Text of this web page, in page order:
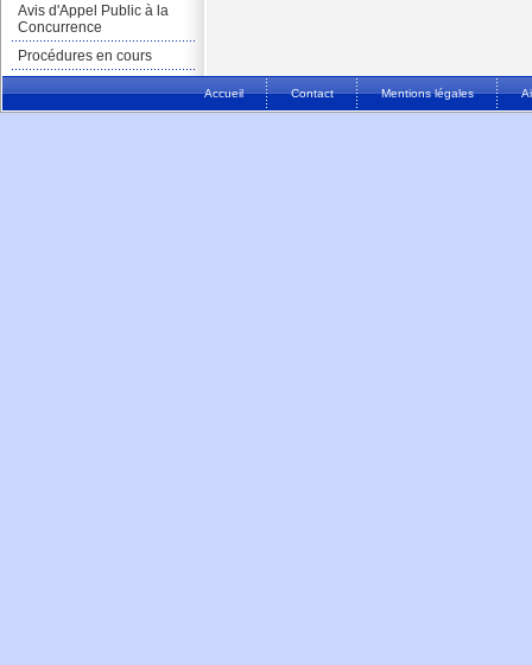
Avis d'Appel Public à la
Concurrence
Procédures en cours
Accueil Contact Mentions légales